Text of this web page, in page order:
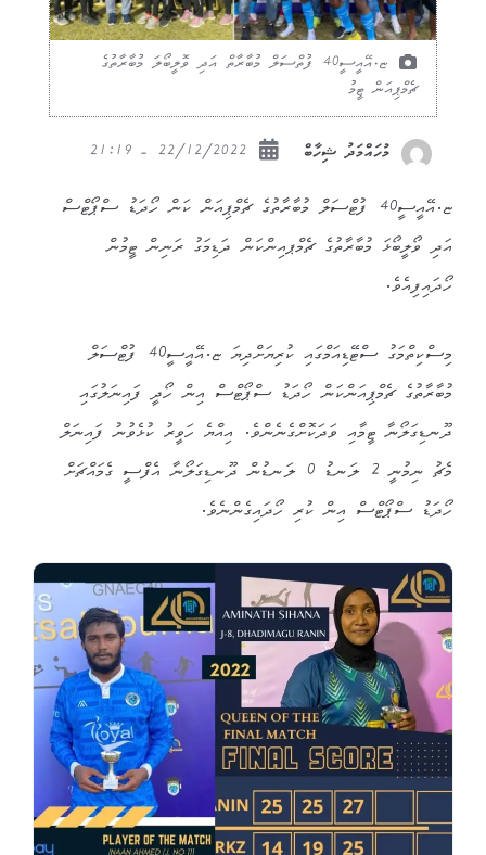
ޏ.އޭއީސީ40 ފުތްސަލް މުބާރާތް އަދި ވޮލީބޯލަ މުބާރާތުގެ
ޗެމްޕިއަން ޓީމު
މުހައްމަދު ޝިހާބް
ޏ.އޭއީސީ40 ފުޓްސަލް މުބާރާތުގެ ޗެމްޕިއަން ކަން ހޯދަޑު ސްޕޯޓްސް
އަދި ވޯލީބޯޅަ މުބާރާތުގެ ޗެމްޕއިންކަން ދަޑިމަގު ރަނިން ޓީމުން
ހޯދައިފިއެވެ.
މިސްކިތްމަގު ސްޓޭޑިއަމްގައި ކުރިޔަށްދިޔަ ޏ.އޭއީސީ40 ފުޓްސަލް
މުބާރާތުގެ ޗެމްޕިއަންކަން ހޯދަޑު ސްޕޯޓްސް އިން ހޯދީ ފައިނަލުގައި
ދޫނޑިގަލޯނާ ޓީމާއި ވަދަކޮށްގެނެންވެ. އިއްޔެ ހަވީރު ކުޅެވުނު ފައިނަލް
މެޗު ނިމުނީ 2 ލަނޑު 0 ލަނޑުން ދޫނޑިގަލޯނާ އެފްސީ ގެމައްޗަށް
ހޯދަޑު ސްޕޯޓްސް އިން ކުރި ހޯދައިގެންނެވެ.